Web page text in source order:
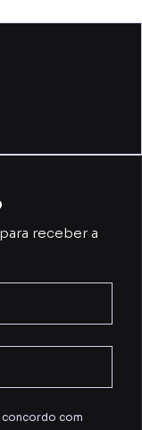
receber a
com